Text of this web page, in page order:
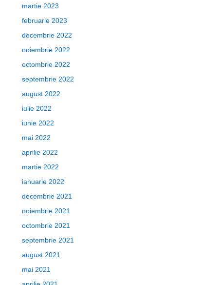
martie 2023
februarie 2023
decembrie 2022
noiembrie 2022
octombrie 2022
septembrie 2022
august 2022
iulie 2022
iunie 2022
mai 2022
aprilie 2022
martie 2022
ianuarie 2022
decembrie 2021
noiembrie 2021
octombrie 2021
septembrie 2021
august 2021
mai 2021